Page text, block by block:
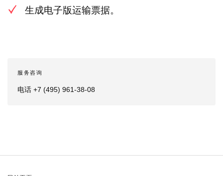
生成电子版运输票据。
服务咨询
电话 +7 (495) 961-38-08